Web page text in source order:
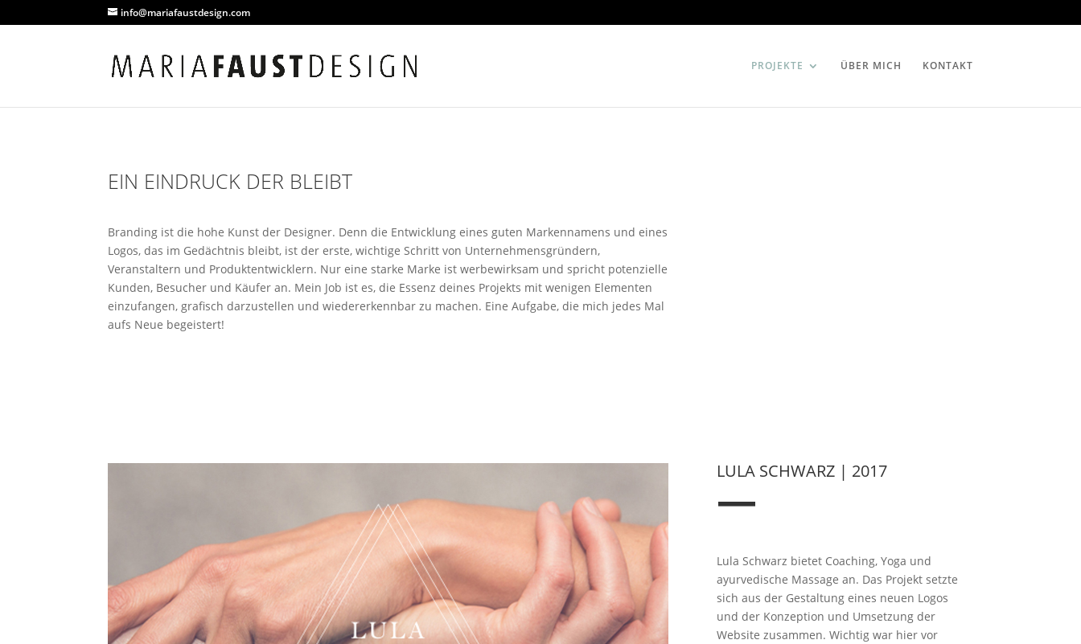
info@mariafaustdesign.com
PROJEKTE ÜBER MICH KONTAKT
EIN EINDRUCK DER BLEIBT
Branding ist die hohe Kunst der Designer. Denn die Entwicklung eines guten Markennamens und eines
Logos, das im Gedächtnis bleibt, ist der erste, wichtige Schritt von Unternehmensgründern,
Veranstaltern und Produktentwicklern. Nur eine starke Marke ist werbewirksam und spricht potenzielle
Kunden, Besucher und Käufer an. Mein Job ist es, die Essenz deines Projekts mit wenigen Elementen
einzufangen, grafisch darzustellen und wiedererkennbar zu machen. Eine Aufgabe, die mich jedes Mal
aufs Neue begeistert!
LULA SCHWARZ | 2017
—
Lula Schwarz bietet Coaching, Yoga und
ayurvedische Massage an. Das Projekt setzte
sich aus der Gestaltung eines neuen Logos
und der Konzeption und Umsetzung der
Website zusammen. Wichtig war hier vor